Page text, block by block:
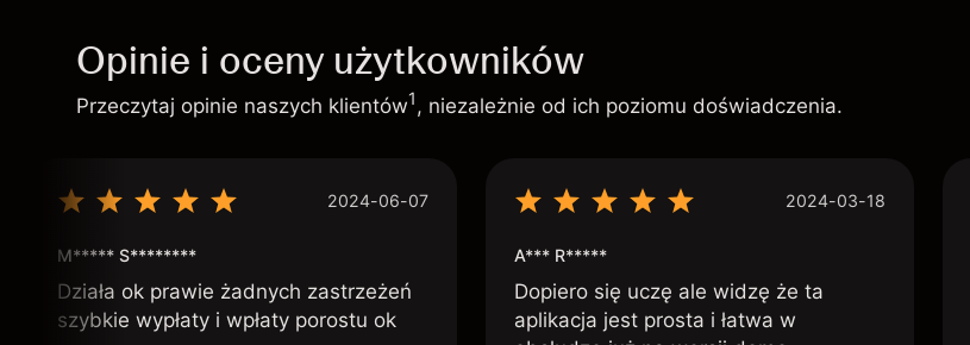
Opinie i oceny użytkowników
Przeczytaj opinie naszych klientów1, niezależnie od ich poziomu doświadczenia.
2024-06-07
M***** S********
Działa ok prawie żadnych zastrzeżeń
szybkie wypłaty i wpłaty porostu ok
2024-03-18
A*** R*****
Dopiero się uczę ale widzę że ta
aplikacja jest prosta i łatwa w